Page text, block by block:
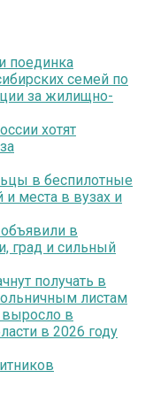
поединка
семей по
за жилищно-
хотят
в беспилотные
и места в вузах и
в
град и сильный
получать в
листам
в
в 2026 году